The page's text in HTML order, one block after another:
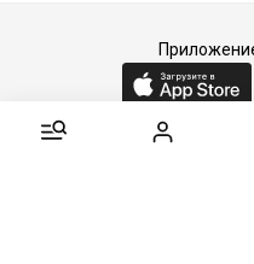
2015-2026 © Слепая